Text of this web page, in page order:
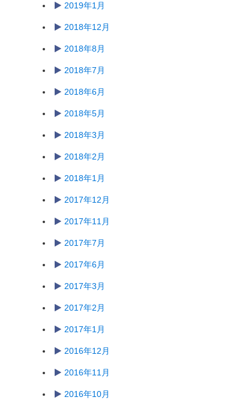
2019年1月
2018年12月
2018年8月
2018年7月
2018年6月
2018年5月
2018年3月
2018年2月
2018年1月
2017年12月
2017年11月
2017年7月
2017年6月
2017年3月
2017年2月
2017年1月
2016年12月
2016年11月
2016年10月